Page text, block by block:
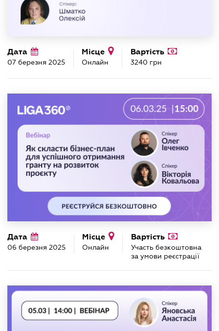
Дата
07 березня 2025
Місце
Онлайн
Вартість
3240 грн
Дата
06 березня 2025
Місце
Онлайн
Вартість
Участь безкоштовна
за умови реєстрації